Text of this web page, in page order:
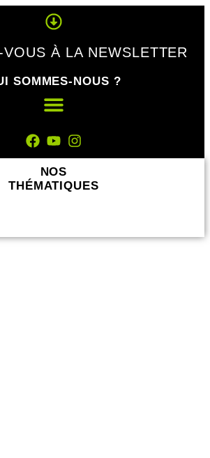
cookies
À LA NEWSLETTER
SOMMES-NOUS ?
NOS
THÉMATIQUES